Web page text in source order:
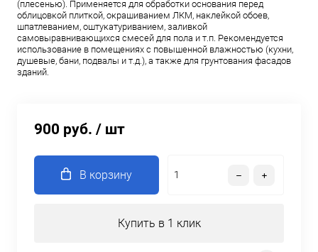
(плесенью). Применяется для обработки основания перед
облицовкой плиткой, окрашиванием ЛКМ, наклейкой обоев,
шпатлеванием, оштукатуриванием, заливкой
самовыравнивающихся смесей для пола и т.п. Рекомендуется
использование в помещениях с повышенной влажностью (кухни,
душевые, бани, подвалы и т.д.), а также для грунтования фасадов
зданий.
900 руб. / шт
В корзину
Купить в 1 клик